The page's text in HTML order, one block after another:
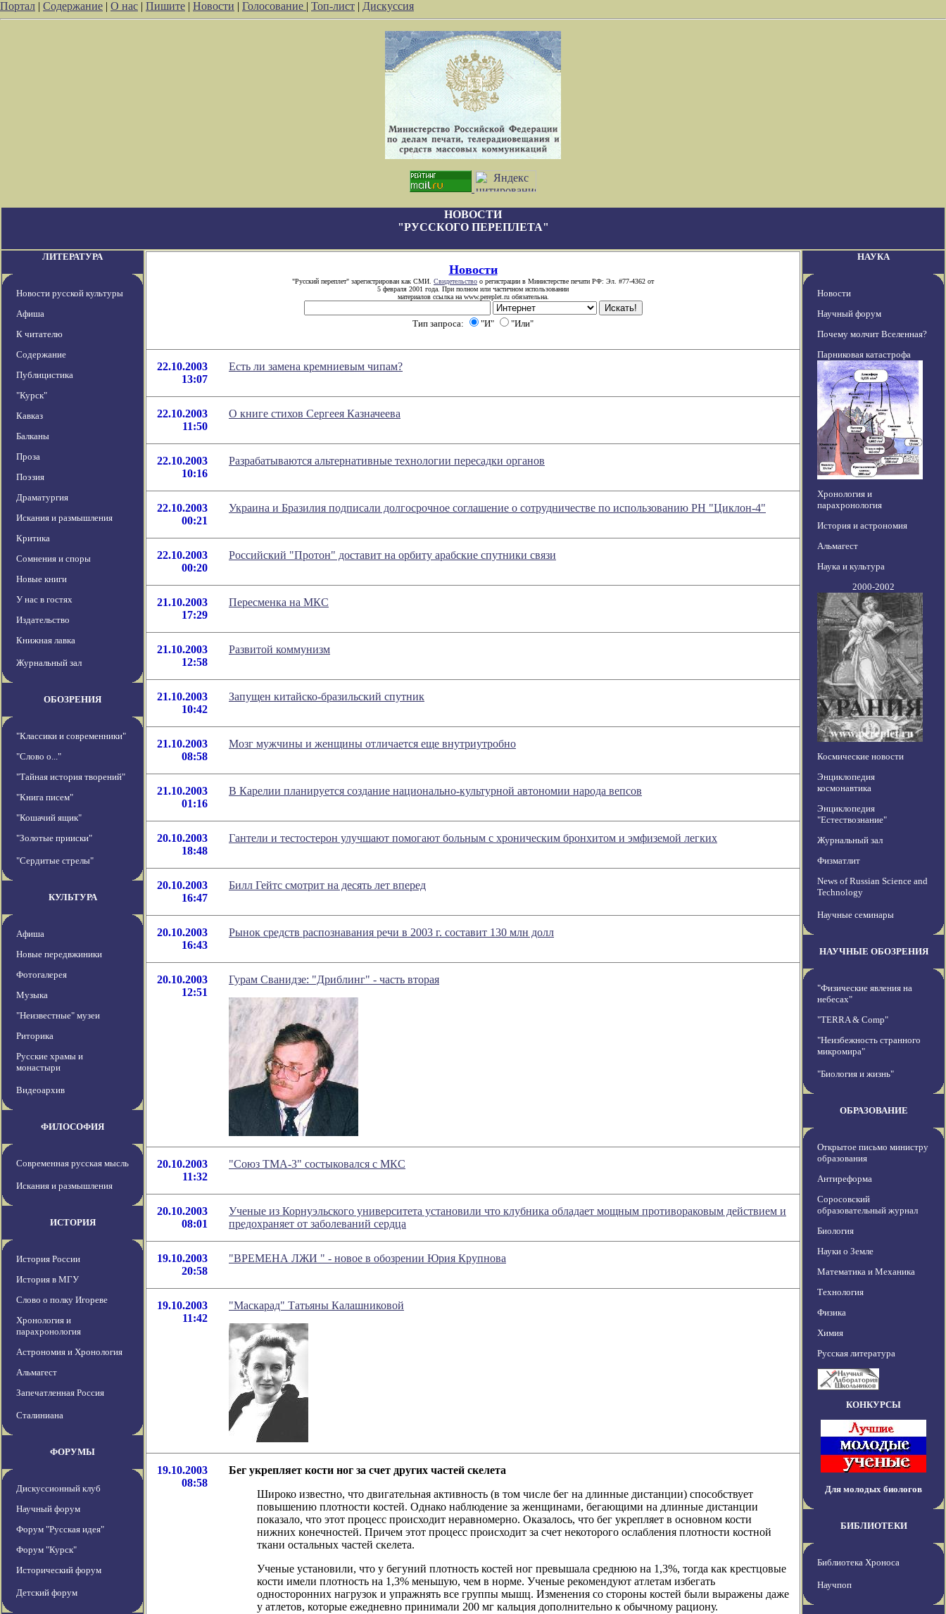
Портал | Содержание | О нас | Пишите | Новости | Голосование | Топ-лист | Дискуссия
НОВОСТИ
"РУССКОГО ПЕРЕПЛЕТА"
ЛИТЕРАТУРА
Новости русской культуры
Афиша
К читателю
Содержание
Публицистика
"Курск"
Кавказ
Балканы
Проза
Поэзия
Драматургия
Искания и размышления
Критика
Сомнения и споры
Новые книги
У нас в гостях
Издательство
Книжная лавка
Журнальный зал
ОБОЗРЕНИЯ
"Классики и современники"
"Слово о..."
"Тайная история творений"
"Книга писем"
"Кошачий ящик"
"Золотые прииски"
"Сердитые стрелы"
КУЛЬТУРА
Афиша
Новые передвжиники
Фотогалерея
Музыка
"Неизвестные" музеи
Риторика
Русские храмы и
монастыри
Видеоархив
ФИЛОСОФИЯ
Современная русская мысль
Искания и размышления
ИСТОРИЯ
История России
История в МГУ
Слово о полку Игореве
Хронология и
парахронология
Астрономия и Хронология
Альмагест
Запечатленная Россия
Сталиниана
ФОРУМЫ
Дискуссионный клуб
Научный форум
Форум "Русская идея"
Форум "Курск"
Исторический форум
Детский форум
Новости
"Русский переплет" зарегистрирован как СМИ. Свидетельство о регистрации в Министерстве печати РФ: Эл. #77-4362 от
5 февраля 2001 года. При полном или частичном использовании
материалов ссылка на www.pereplet.ru обязательна.
Тип запроса: "И" "Или"
22.10.2003
13:07
Есть ли замена кремниевым чипам?
22.10.2003
11:50
О книге стихов Сергеея Казначеева
22.10.2003
10:16
Разрабатываются альтернативные технологии пересадки органов
22.10.2003
00:21
Украина и Бразилия подписали долгосрочное соглашение о сотрудничестве по использованию РН "Циклон-4"
22.10.2003
00:20
Российский "Протон" доставит на орбиту арабские спутники связи
21.10.2003
17:29
Пересменка на МКС
21.10.2003
12:58
Развитой коммунизм
21.10.2003
10:42
Запущен китайско-бразильский спутник
21.10.2003
08:58
Мозг мужчины и женщины отличается еще внутриутробно
21.10.2003
01:16
В Карелии планируется создание национально-культурной автономии народа вепсов
20.10.2003
18:48
Гантели и тестостерон улучшают помогают больным с хроническим бронхитом и эмфиземой легких
20.10.2003
16:47
Билл Гейтс смотрит на десять лет вперед
20.10.2003
16:43
Рынок средств распознавания речи в 2003 г. составит 130 млн долл
20.10.2003
12:51
Гурам Сванидзе: "Дриблинг" - часть вторая
20.10.2003
11:32
"Союз ТМА-3" состыковался с МКС
20.10.2003
08:01
Ученые из Корнуэльского университета установили что клубника обладает мощным противораковым действием и
предохраняет от заболеваний сердца
19.10.2003
20:58
"ВРЕМЕНА ЛЖИ " - новое в обозрении Юрия Крупнова
19.10.2003
11:42
"Маскарад" Татьяны Калашниковой
19.10.2003
08:58
Бег укрепляет кости ног за счет других частей скелета
Широко известно, что двигательная активность (в том числе бег на длинные дистанции) способствует
повышению плотности костей. Однако наблюдение за женщинами, бегающими на длинные дистанции
показало, что этот процесс происходит неравномерно. Оказалось, что бег укрепляет в основном кости
нижних конечностей. Причем этот процесс происходит за счет некоторого ослабления плотности костной
ткани остальных частей скелета.
Ученые установили, что у бегуний плотность костей ног превышала среднюю на 1,3%, тогда как крестцовые
кости имели плотность на 1,3% меньшую, чем в норме. Ученые рекомендуют атлетам избегать
односторонних нагрузок и упражнять все группы мышц. Изменения со стороны костей были выражены даже
у атлетов, которые ежедневно принимали 200 мг кальция дополнительно к обычному рациону.
НАУКА
Новости
Научный форум
Почему молчит Вселенная?
Парниковая катастрофа
Хронология и
парахронология
История и астрономия
Альмагест
Наука и культура
2000-2002
Космические новости
Энциклопедия
космонавтика
Энциклопедия
"Естествознание"
Журнальный зал
Физматлит
News of Russian Science and
Technology
Научные семинары
НАУЧНЫЕ ОБОЗРЕНИЯ
"Физические явления на
небесах"
"TERRA & Comp"
"Неизбежность странного
микромира"
"Биология и жизнь"
ОБРАЗОВАНИЕ
Открытое письмо министру
образования
Антиреформа
Соросовский
образовательный журнал
Биология
Науки о Земле
Математика и Механика
Технология
Физика
Химия
Русская литература
КОНКУРСЫ
Для молодых биологов
БИБЛИОТЕКИ
Библиотека Хроноса
Научпоп